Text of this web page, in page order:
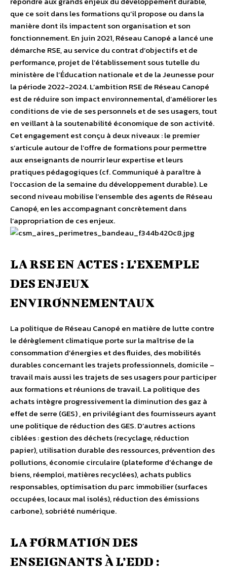
que ce soit dans les formations qu’il propose ou dans la
manière dont ils impactent son organisation et son
fonctionnement. En juin 2021, Réseau Canopé a lancé une
démarche RSE, au service du contrat d’objectifs et de
performance, projet de l’établissement sous tutelle du
ministère de l’Éducation nationale et de la Jeunesse pour
la période 2022-2024. L’ambition RSE de Réseau Canopé
est de réduire son impact environnemental, d’améliorer les
conditions de vie de ses personnels et de ses usagers, tout
en veillant à la soutenabilité économique de son activité.
Cet engagement est conçu à deux niveaux : le premier
s’articule autour de l’offre de formations pour permettre
aux enseignants de nourrir leur expertise et leurs
pratiques pédagogiques (cf. Communiqué à paraître à
l’occasion de la semaine du développement durable). Le
second niveau mobilise l’ensemble des agents de Réseau
Canopé, en les accompagnant concrètement dans
l’appropriation de ces enjeux.
LA RSE EN ACTES : L’EXEMPLE
DES ENJEUX
ENVIRONNEMENTAUX
La politique de Réseau Canopé en matière de lutte contre
le dérèglement climatique porte sur la maîtrise de la
consommation d’énergies et des fluides, des mobilités
durables concernant les trajets professionnels, domicile –
travail mais aussi les trajets de ses usagers pour participer
aux formations et réunions de travail. La politique des
achats intègre progressivement la diminution des gaz à
effet de serre (GES) , en privilégiant des fournisseurs ayant
une politique de réduction des GES. D’autres actions
ciblées : gestion des déchets (recyclage, réduction
papier), utilisation durable des ressources, prévention des
pollutions, économie circulaire (plateforme d’échange de
biens, réemploi, matières recyclées), achats publics
responsables, optimisation du parc immobilier (surfaces
occupées, locaux mal isolés), réduction des émissions
carbone), sobriété numérique.
LA FORMATION DES
ENSEIGNANTS À L’EDD :